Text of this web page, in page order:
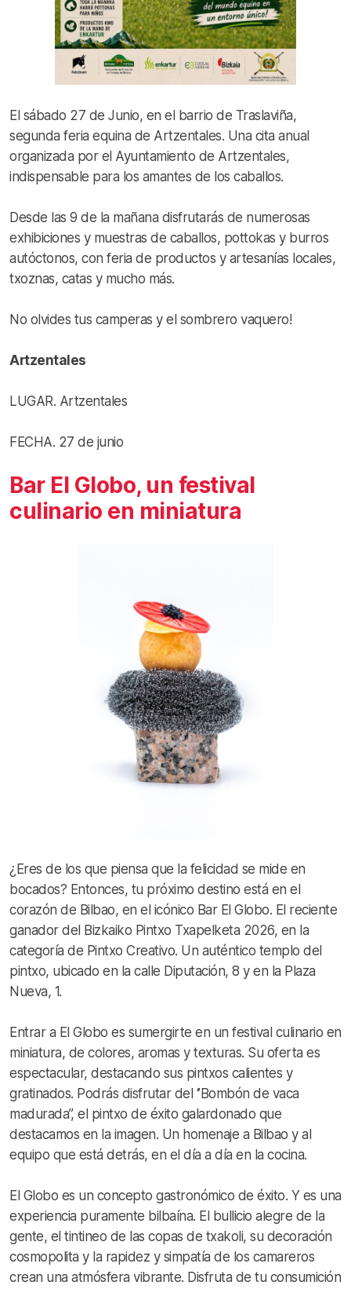
El sábado 27 de Junio, en el barrio de Traslaviña,
segunda feria equina de Artzentales. Una cita anual
organizada por el Ayuntamiento de Artzentales,
indispensable para los amantes de los caballos.
Desde las 9 de la mañana disfrutarás de numerosas
exhibiciones y muestras de caballos, pottokas y burros
autóctonos, con feria de productos y artesanías locales,
txoznas, catas y mucho más.
No olvides tus camperas y el sombrero vaquero!
Artzentales
LUGAR. Artzentales
FECHA. 27 de junio
Bar El Globo, un festival
culinario en miniatura
¿Eres de los que piensa que la felicidad se mide en
bocados? Entonces, tu próximo destino está en el
corazón de Bilbao, en el icónico Bar El Globo. El reciente
ganador del Bizkaiko Pintxo Txapelketa 2026, en la
categoría de Pintxo Creativo. Un auténtico templo del
pintxo, ubicado en la calle Diputación, 8 y en la Plaza
Nueva, 1.
Entrar a El Globo es sumergirte en un festival culinario en
miniatura, de colores, aromas y texturas. Su oferta es
espectacular, destacando sus pintxos calientes y
gratinados. Podrás disfrutar del ‘’Bombón de vaca
madurada’’, el pintxo de éxito galardonado que
destacamos en la imagen. Un homenaje a Bilbao y al
equipo que está detrás, en el día a día en la cocina.
El Globo es un concepto gastronómico de éxito. Y es una
experiencia puramente bilbaína. El bullicio alegre de la
gente, el tintineo de las copas de txakoli, su decoración
cosmopolita y la rapidez y simpatía de los camareros
crean una atmósfera vibrante. Disfruta de tu consumición